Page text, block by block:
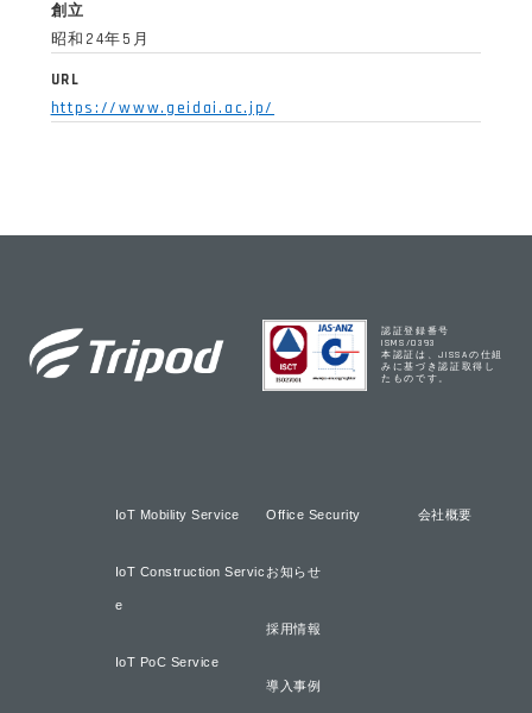
創立
昭和24年5月
URL
https://www.geidai.ac.jp/
認証登録番号
ISMS/0393
本認証は、JISSAの仕組
みに基づき認証取得し
たものです。
IoT Mobility Service
IoT Construction Servic
e
IoT PoC Service
Office Security
お知らせ
採用情報
導入事例
会社概要